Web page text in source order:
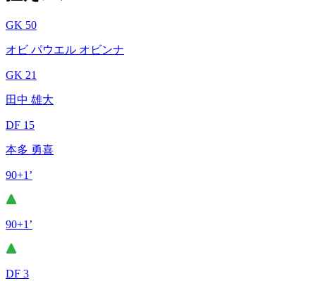
GK 50
オビ パウエル オビンナ
GK 21
田中 雄大
DF 15
本多 勇喜
90+1’
90+1’
DF 3